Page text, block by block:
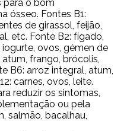
para o bom
ósseo. Fontes B1:
de girassol, feijão,
etc. Fonte B2: fígado,
ovos, gémen de
frango, brócolis,
B6: arroz integral, atum,
carnes, ovos, leite.
reduzir os sintomas,
ou pela
salmão, bacalhau,